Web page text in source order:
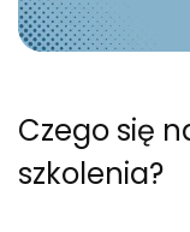
Czego się
szkolenia?